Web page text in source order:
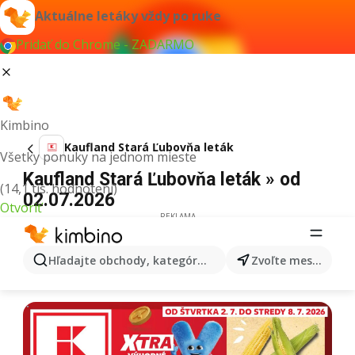
Aktuálne letáky vždy po ruke
Pridať do Chrome - ZADARMO
Kimbino
Všetky ponuky na jednom mieste
(14,1 tis. hodnotení)
Otvoriť
Hľadajte obchody, kategórie, produkty... Zvoľte mesto
Kaufland Stará Ľubovňa leták
Kaufland Stará Ľubovňa leták » od
02.07.2026
REKLAMA